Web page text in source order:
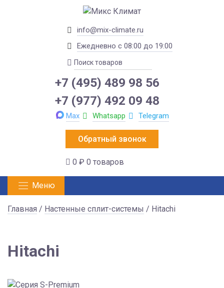
info@mix-climate.ru
Ежедневно с 08:00 до 19:00
+7 (495) 489 98 56
+7 (977) 492 09 48
Max Whatsapp Telegram
Обратный звонок
0 ₽ 0 товаров
Меню
Главная / Настенные сплит-системы / Hitachi
Hitachi